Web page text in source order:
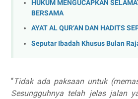
HUKUM MENGUCAPKAN
BERSAMA
AYAT AL QUR’AN DAN HADITS
Seputar Ibadah Khusus Bulan
“Tidak ada paksaan untuk
Sesungguhnya telah jelas jalan